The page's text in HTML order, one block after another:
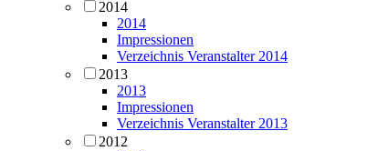
2014
2014
Impressionen
Verzeichnis Veranstalter 2014
2013
2013
Impressionen
Verzeichnis Veranstalter 2013
2012